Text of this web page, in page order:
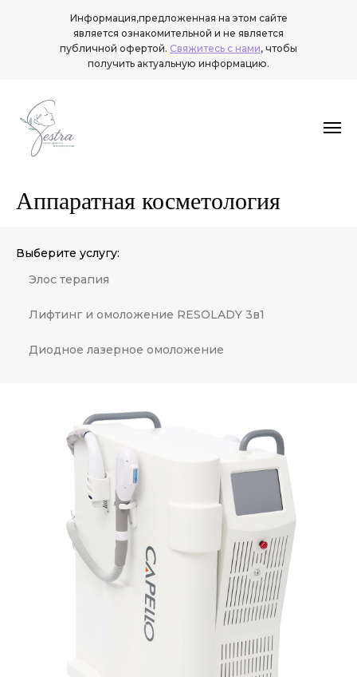
Информация,предложенная на этом сайте
является ознакомительной и не является
публичной офертой. Свяжитесь с нами, чтобы
получить актуальную информацию.
Аппаратная косметология
Выберите услугу:
Элос терапия
Лифтинг и омоложение RESOLADY 3в1
Диодное лазерное омоложение